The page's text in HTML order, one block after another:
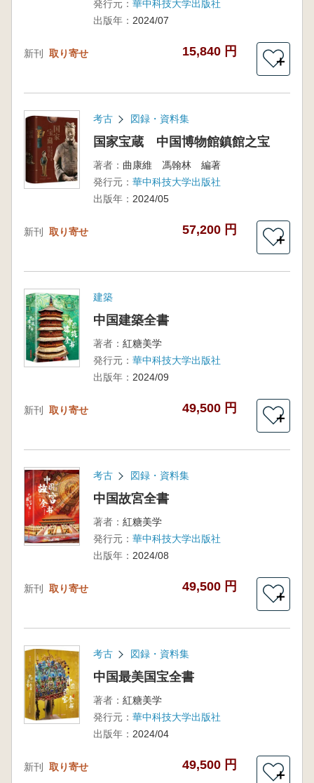
発行元： 華中科技大学出版社
出版年： 2024/07
新刊 取り寄せ 15,840 円
＋
考古 図録・資料集
国家宝蔵 中国博物館鎮館之宝
著者： 曲康維 馮翰林 編著
発行元： 華中科技大学出版社
出版年： 2024/05
新刊 取り寄せ 57,200 円
＋
建築
中国建築全書
著者： 紅糖美学
発行元： 華中科技大学出版社
出版年： 2024/09
新刊 取り寄せ 49,500 円
＋
考古 図録・資料集
中国故宮全書
著者： 紅糖美学
発行元： 華中科技大学出版社
出版年： 2024/08
新刊 取り寄せ 49,500 円
＋
考古 図録・資料集
中国最美国宝全書
著者： 紅糖美学
発行元： 華中科技大学出版社
出版年： 2024/04
新刊 取り寄せ 49,500 円
＋